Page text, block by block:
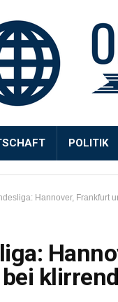
POLITIK
Hannover, Frankfurt